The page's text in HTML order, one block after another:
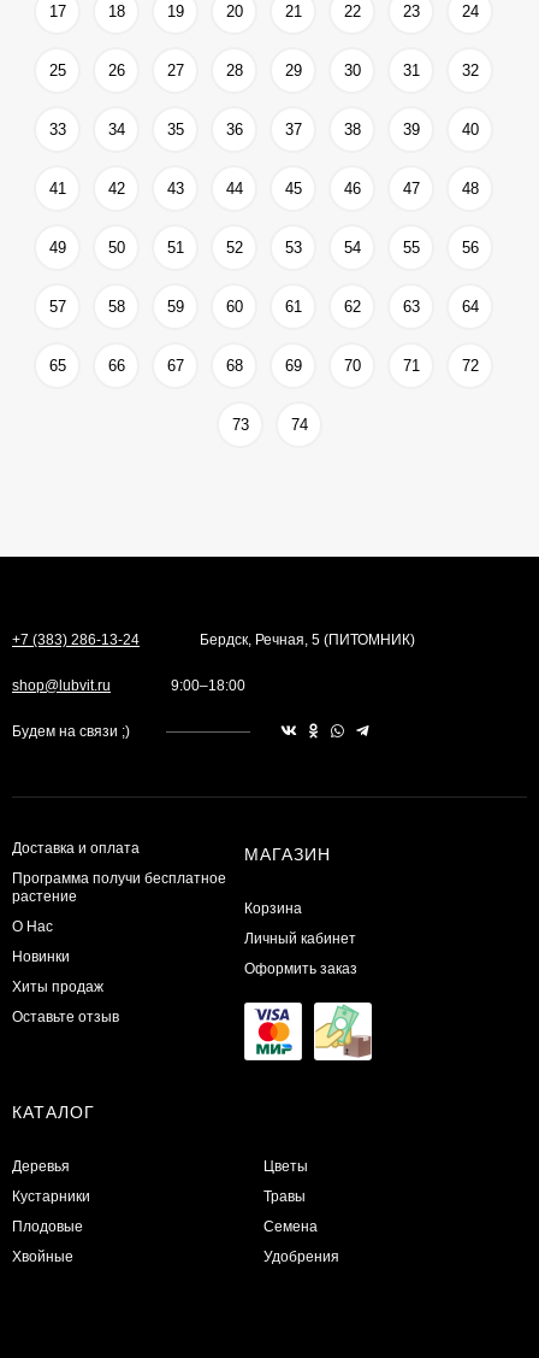
17 18 19 20 21 22 23 24
25 26 27 28 29 30 31 32
33 34 35 36 37 38 39 40
41 42 43 44 45 46 47 48
49 50 51 52 53 54 55 56
57 58 59 60 61 62 63 64
65 66 67 68 69 70 71 72
73 74
+7 (383) 286-13-24 Бердск, Речная, 5 (ПИТОМНИК)
shop@lubvit.ru 9:00–18:00
Будем на связи ;)
Доставка и оплата
Программа получи бесплатное
растение
О Нас
Новинки
Хиты продаж
Оставьте отзыв
МАГАЗИН
Корзина
Личный кабинет
Оформить заказ
КАТАЛОГ
Деревья
Кустарники
Плодовые
Хвойные
Цветы
Травы
Семена
Удобрения